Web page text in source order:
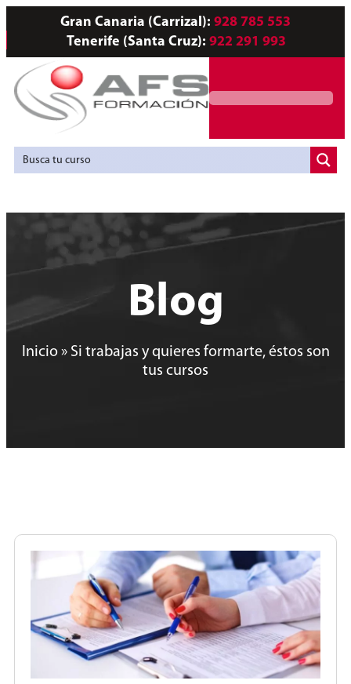
Gran Canaria (Carrizal): 928 785 553
Tenerife (Santa Cruz): 922 291 993
Blog
Inicio» Si trabajas y quieres formarte, éstos son
tus cursos